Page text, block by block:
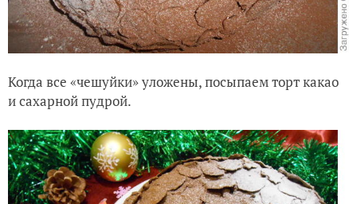
Когда все «чешуйки» уложены, посыпаем торт какао
и сахарной пудрой.